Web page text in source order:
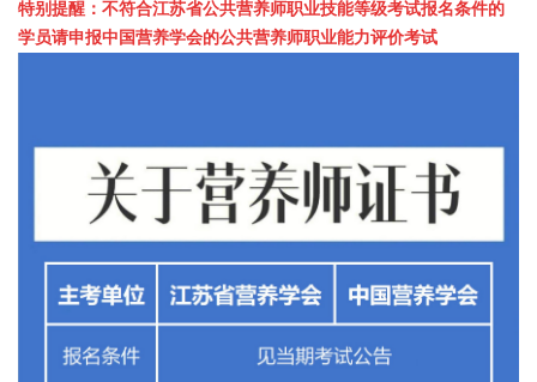
特别提醒：不符合江苏省公共营养师职业技能等级考试报名条件的
学员请申报中国营养学会的公共营养师职业能力评价考试